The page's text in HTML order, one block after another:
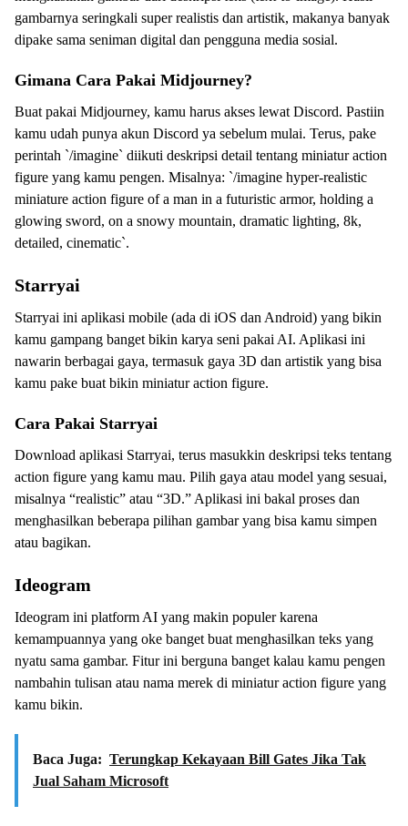
gambarnya seringkali super realistis dan artistik, makanya banyak
dipake sama seniman digital dan pengguna media sosial.
Gimana Cara Pakai Midjourney?
Buat pakai Midjourney, kamu harus akses lewat Discord. Pastiin
kamu udah punya akun Discord ya sebelum mulai. Terus, pake
perintah `/imagine` diikuti deskripsi detail tentang miniatur action
figure yang kamu pengen. Misalnya: `/imagine hyper-realistic
miniature action figure of a man in a futuristic armor, holding a
glowing sword, on a snowy mountain, dramatic lighting, 8k,
detailed, cinematic`.
Starryai
Starryai ini aplikasi mobile (ada di iOS dan Android) yang bikin
kamu gampang banget bikin karya seni pakai AI. Aplikasi ini
nawarin berbagai gaya, termasuk gaya 3D dan artistik yang bisa
kamu pake buat bikin miniatur action figure.
Cara Pakai Starryai
Download aplikasi Starryai, terus masukkin deskripsi teks tentang
action figure yang kamu mau. Pilih gaya atau model yang sesuai,
misalnya “realistic” atau “3D.” Aplikasi ini bakal proses dan
menghasilkan beberapa pilihan gambar yang bisa kamu simpen
atau bagikan.
Ideogram
Ideogram ini platform AI yang makin populer karena
kemampuannya yang oke banget buat menghasilkan teks yang
nyatu sama gambar. Fitur ini berguna banget kalau kamu pengen
nambahin tulisan atau nama merek di miniatur action figure yang
kamu bikin.
Baca Juga: Terungkap Kekayaan Bill Gates Jika Tak
Jual Saham Microsoft